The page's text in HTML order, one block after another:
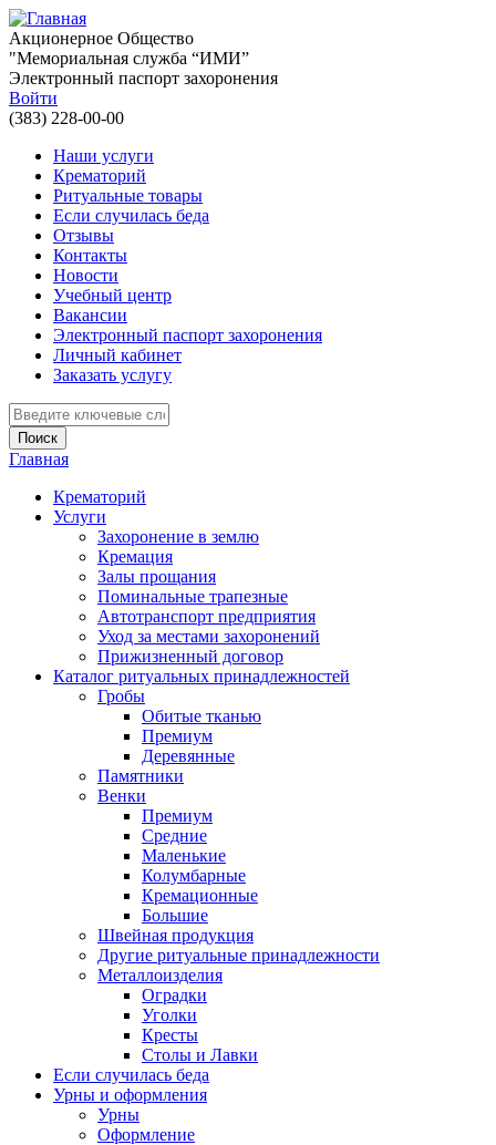
Перейти к основному содержанию
Акционерное Общество
"Мемориальная служба “ИМИ”
Электронный паспорт захоронения
Войти
(383) 228-00-00
Наши услуги
Крематорий
Ритуальные товары
Если случилась беда
Отзывы
Контакты
Новости
Учебный центр
Вакансии
Электронный паспорт захоронения
Личный кабинет
Заказать услугу
Введите ключевые слова для поиска
Вы здесь
Главная
Крематорий
Услуги
Захоронение в землю
Кремация
Залы прощания
Поминальные трапезные
Автотранспорт предприятия
Уход за местами захоронений
Прижизненный договор
Каталог ритуальных принадлежностей
Гробы
Обитые тканью
Премиум
Деревянные
Памятники
Венки
Премиум
Средние
Маленькие
Колумбарные
Кремационные
Большие
Швейная продукция
Другие ритуальные принадлежности
Металлоизделия
Оградки
Уголки
Кресты
Столы и Лавки
Если случилась беда
Урны и оформления
Урны
Оформление